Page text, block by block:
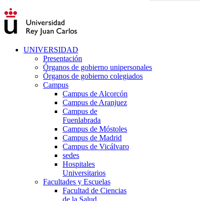
UNIVERSIDAD
Presentación
Órganos de gobierno unipersonales
Órganos de gobierno colegiados
Campus
Campus de Alcorcón
Campus de Aranjuez
Campus de
Fuenlabrada
Campus de Móstoles
Campus de Madrid
Campus de Vicálvaro
sedes
Hospitales
Universitarios
Facultades y Escuelas
Facultad de Ciencias
de la Salud